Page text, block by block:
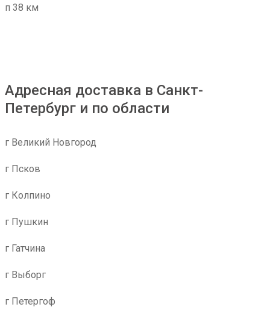
п 38 км
Адресная доставка в Санкт-
Петербург и по области
г Великий Новгород
г Псков
г Колпино
г Пушкин
г Гатчина
г Выборг
г Петергоф